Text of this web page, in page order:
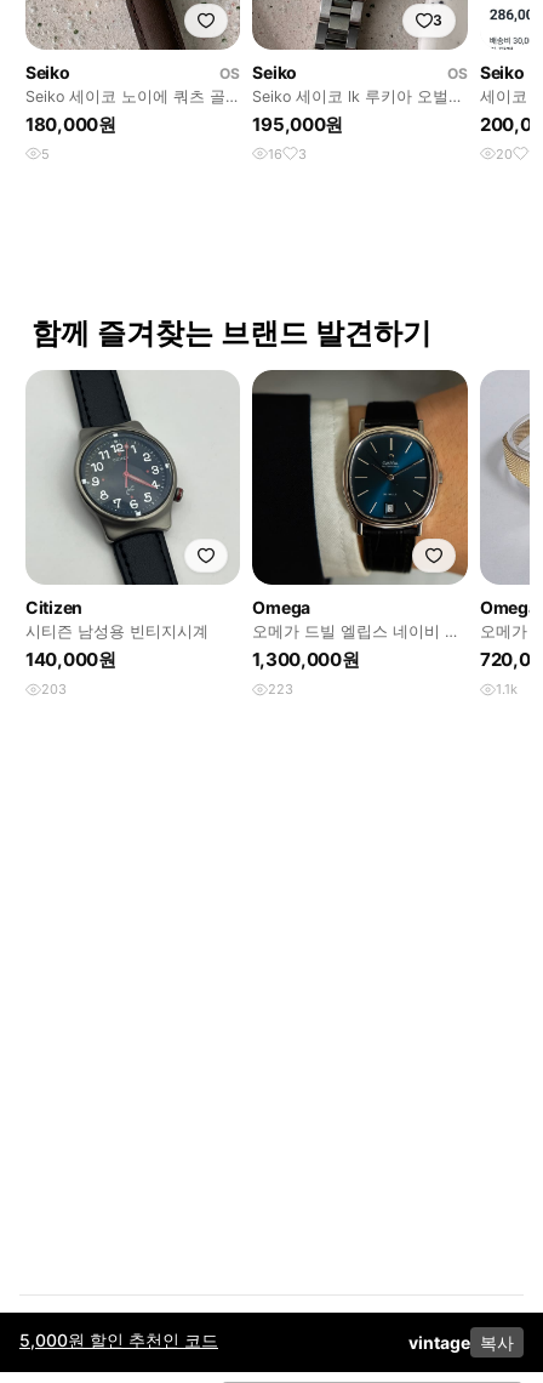
5,000원 할인 추천인 코드 vintage 복사
Seiko
OS
Seiko 세이코 노이에 쿼츠 골
드
180,000원
5
3
Seiko
OS
Seiko 세이코 lk 루키아 오벌
쿼츠 레이디스
195,000원
16 3
Seiko
세이코
시계
20 1
함께 즐겨찾는 브랜드 발견하기
Citizen
시티즌 남성용 빈티지시계
140,000원
203
Omega
오메가 드빌 엘립스 네이비 오
토매틱 빈티지 시계
1,300,000원
223
Omega
오메가
드빌 금
26미리
1.1k
이용약관고객센터판매개인정보 처리방침사업자 정보다운로드